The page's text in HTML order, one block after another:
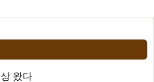
왔다